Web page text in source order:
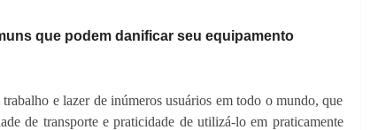
que podem danificar seu equipamento
e lazer de inúmeros usuários em todo o mundo, que
de transporte e praticidade de utilizá-lo em praticamente